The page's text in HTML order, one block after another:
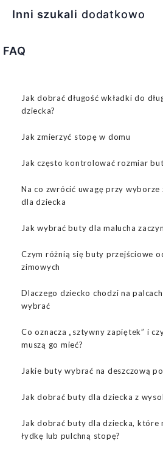
Inni szukali dodatkowo
FAQ
Jak dobrać długość wkładki do
dziecka?
Jak zmierzyć stopę w domu
Jak często kontrolować rozmiar
Na co zwrócić uwagę przy
dla dziecka
Jak wybrać buty dla malucha
Czym różnią się buty przejściowe
zimowych
Dlaczego dziecko chodzi na
wybrać
Co oznacza „sztywny zapiętek” i
muszą go mieć?
Jakie buty wybrać na deszczową
Jak dobrać buty dla dziecka z
Jak dobrać buty dla dziecka, które
łydkę lub pulchną stopę?